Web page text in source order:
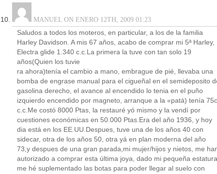
MANUEL ON ENERO 12TH, 2009 01:23
Saludos a todos los moteros, en particular, a los de la familia
Harley Davidson. A mis 67 años, acabo de comprar mi 5ª Harley,
Electra glide 1.340 c.c.La primera la tuve con tan solo 19
años(Quien los tuvie
ra ahora)tenía el cambio a mano, embrague de pié, llevaba una
bomba de engrase manual para el cigueñal en el semideposito
gasolina derecho, el avance al encendido lo tenia en el puño
izquierdo encendido por magneto, arranque a la «patá) tenía
c.c.Me costó 8000 Ptas, la restauré yó mismo y la vendí por
cuestiones económicas en 50.000 Ptas.Era del año 1936, y hoy
dia está en los EE.UU.Despues, tuve una de los años 40 con
sidecar, otra de los años 50, otra yá en plan moderna del año
73,y despues de una gran parada,mi mujer/hijos y nietos, me
autorizado a comprar esta última joya, dado mi pequeña
me hé suplementado las botas para poder llegar al suelo con